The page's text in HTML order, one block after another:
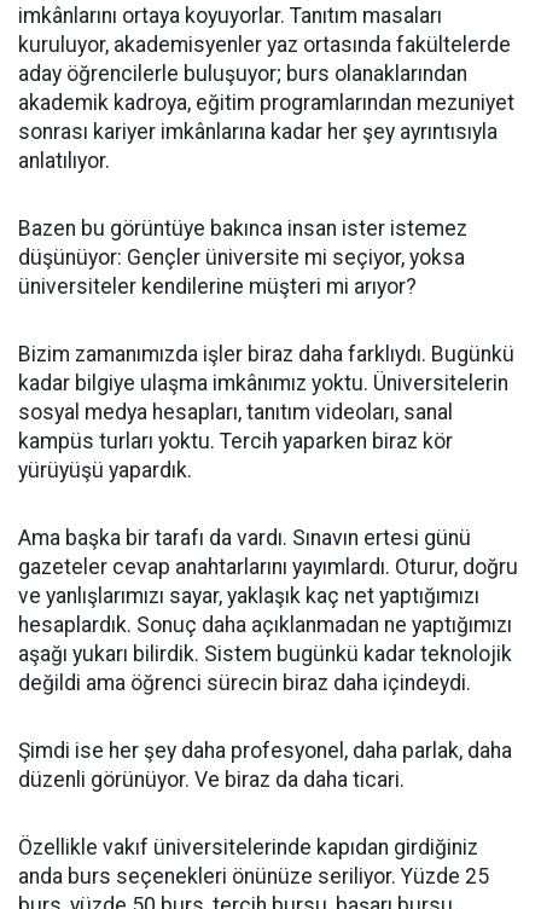
imkânlarını ortaya koyuyorlar. Tanıtım masaları
kuruluyor, akademisyenler yaz ortasında fakültelerde
aday öğrencilerle buluşuyor; burs olanaklarından
akademik kadroya, eğitim programlarından mezuniyet
sonrası kariyer imkânlarına kadar her şey ayrıntısıyla
anlatılıyor.
Bazen bu görüntüye bakınca insan ister istemez
düşünüyor: Gençler üniversite mi seçiyor, yoksa
üniversiteler kendilerine müşteri mi arıyor?
Bizim zamanımızda işler biraz daha farklıydı. Bugünkü
kadar bilgiye ulaşma imkânımız yoktu. Üniversitelerin
sosyal medya hesapları, tanıtım videoları, sanal
kampüs turları yoktu. Tercih yaparken biraz kör
yürüyüşü yapardık.
Ama başka bir tarafı da vardı. Sınavın ertesi günü
gazeteler cevap anahtarlarını yayımlardı. Oturur, doğru
ve yanlışlarımızı sayar, yaklaşık kaç net yaptığımızı
hesaplardık. Sonuç daha açıklanmadan ne yaptığımızı
aşağı yukarı bilirdik. Sistem bugünkü kadar teknolojik
değildi ama öğrenci sürecin biraz daha içindeydi.
Şimdi ise her şey daha profesyonel, daha parlak, daha
düzenli görünüyor. Ve biraz da daha ticari.
Özellikle vakıf üniversitelerinde kapıdan girdiğiniz
anda burs seçenekleri önünüze seriliyor. Yüzde 25